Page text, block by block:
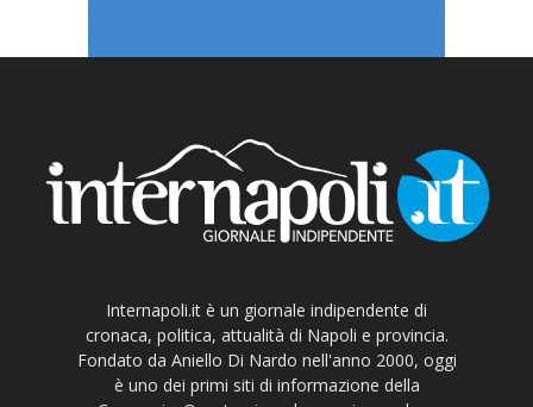
Internapoli.it è un giornale indipendente di
cronaca, politica, attualità di Napoli e provincia.
Fondato da Aniello Di Nardo nell'anno 2000, oggi
è uno dei primi siti di informazione della